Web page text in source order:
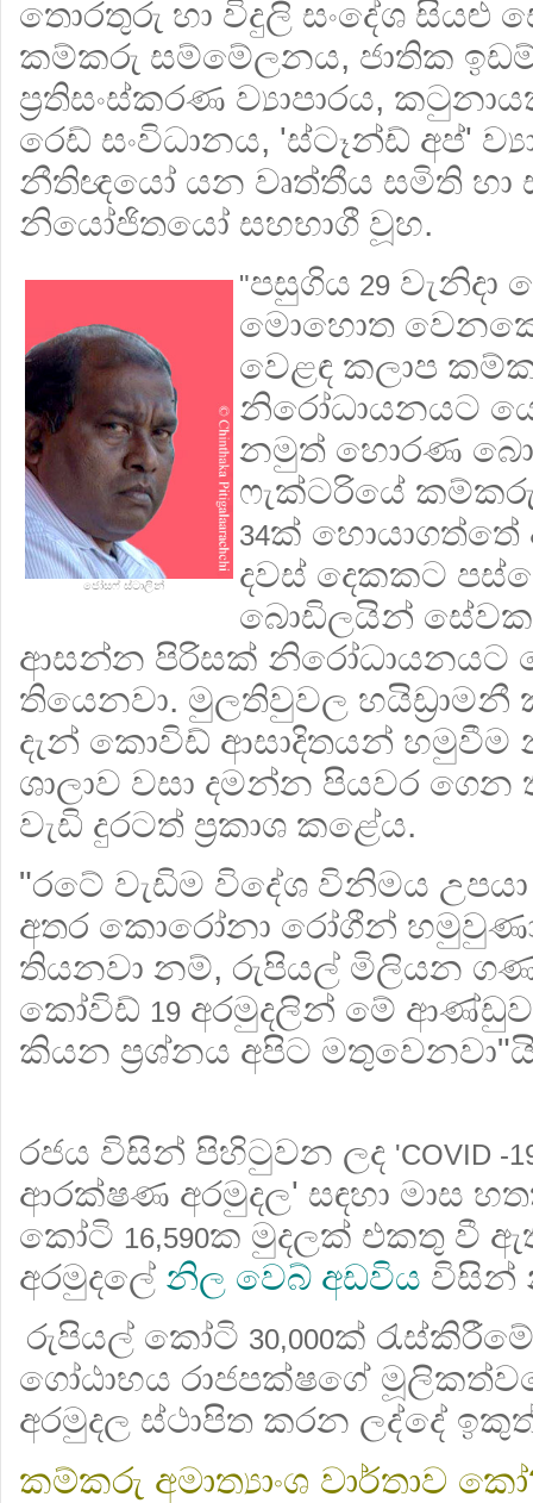
තොරතුරු හා විදුලි සංදේශ සියළු
කම්කරු සම්මේලනය, ජාතික
ප්‍රතිසංස්කරණ ව්‍යාපාරය,
රෙඩ් සංවිධානය, 'ස්ටෑන්ඩ් අප්'
නීතිඥයෝ යන වෘත්තීය සමිති හා
නියෝජිතයෝ සහභාගී වූහ.
ජෝසෆ් ස්ටාලින්
"පසුගිය 29 වැනිදා
මොහොත
වෙළඳ කලාප
නිරෝධායනයට
නමුත් හොරණ
ෆැක්ටරියේ
34ක් හොයාගත්තේ
දවස් දෙකකට
බොඩිලයින්
ආසන්න පිරිසක් නිරෝධායනයට
තියෙනවා. මුලතිවුවල
දැන් කොවිඩ් ආසාදිතයන් හමුවීම
ශාලාව වසා දමන්න පියවර ගෙන
වැඩි දුරටත් ප්‍රකාශ කළේය.
"රටේ වැඩිම විදේශ විනිමය
අතර කොරෝනා රෝගීන්
තියනවා නම්, රුපියල් මිලියන
කෝවිඩ් 19 අරමුදලින් මේ
කියන ප්‍රශ්නය අපිට
රජය විසින් පිහිටුවන ලද 'COVID -
ආරක්ෂණ අරමුදල' සඳහා මාස
කෝටි 16,590ක මුදලක් එකතු වී
අරමුදලේ නිල වෙබ් අඩවිය විසින්
රුපියල් කෝටි 30,000ක්
ගෝඨාභය රාජපක්ෂගේ
අරමුදල ස්ථාපිත කරන ලද්දේ
කම්කරු අමාත්‍යාංශ වාර්තාව කෝ